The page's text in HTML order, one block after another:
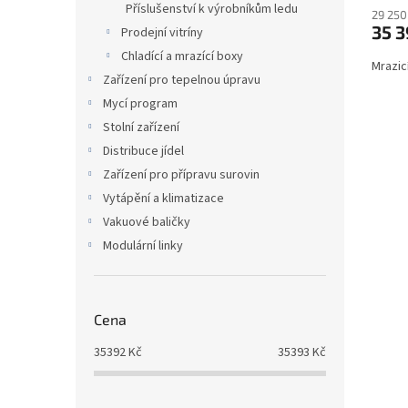
Příslušenství k výrobníkům ledu
Prodejní vitríny
Chladící a mrazící boxy
Zařízení pro tepelnou úpravu
Mycí program
Stolní zařízení
Distribuce jídel
Zařízení pro přípravu surovin
Vytápění a klimatizace
Vakuové baličky
Modulární linky
Cena
35392Kč 35393 Kč
29
35